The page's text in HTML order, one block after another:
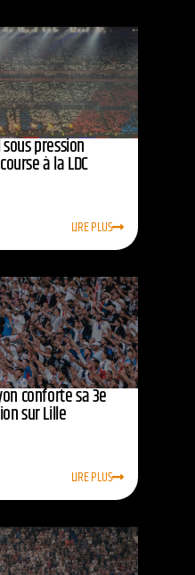
pression
à la LDC
LIRE PLUS
conforte sa 3e
sur Lille
LIRE PLUS